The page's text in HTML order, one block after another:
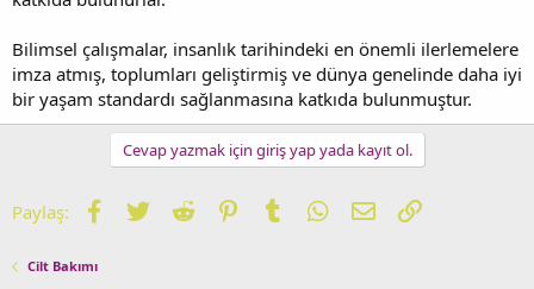
Bilimsel çalışmalar, insanlık tarihindeki en önemli ilerlemelere
imza atmış, toplumları geliştirmiş ve dünya genelinde daha iyi
bir yaşam standardı sağlanmasına katkıda bulunmuştur.
Cevap yazmak için giriş yap yada kayıt ol.
Paylaş: Facebook
TwitterReddit PinterestTumblrWhatsApp
E-postaLink
Cilt Bakımı